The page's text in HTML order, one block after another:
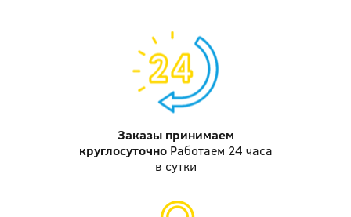
Заказы принимаем
круглосуточно Работаем 24 часа
в сутки